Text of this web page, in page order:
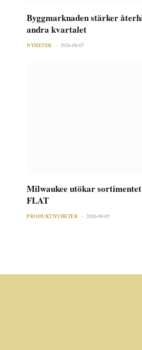
Byggmarknaden stärker
andra kvartalet
NYHETER 2026-08-07
Milwaukee utökar
FLAT
PRODUKTNYHETER 2026-08-05